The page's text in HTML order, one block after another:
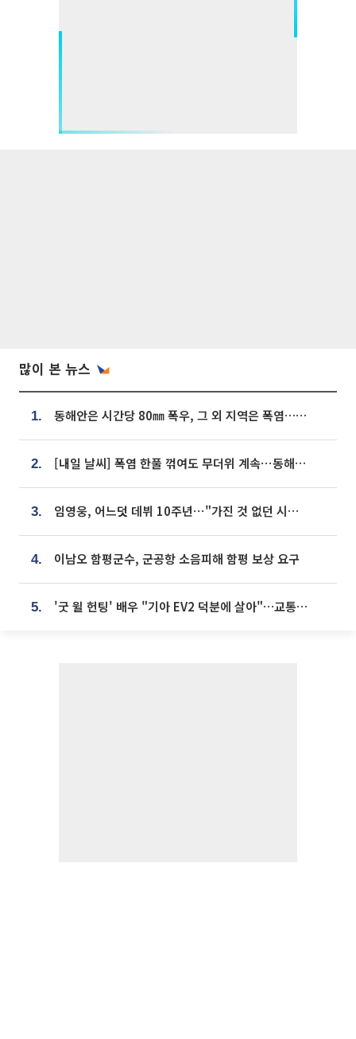
많이 본 뉴스
1. 동해안은 시간당 80㎜ 폭우, 그 외 지역은 폭염…‘극과 극 날씨’
2. [내일 날씨] 폭염 한풀 꺾여도 무더위 계속⋯동해안 이틀 연속 비
3. 임영웅, 어느덧 데뷔 10주년⋯"가진 것 없던 시절, 내 앞엔 20명의 팬뿐"
4. 이남오 함평군수, 군공항 소음피해 함평 보상 요구
5. '굿 윌 헌팅' 배우 "기아 EV2 덕분에 살아"…교통사고 후 안전성 극찬